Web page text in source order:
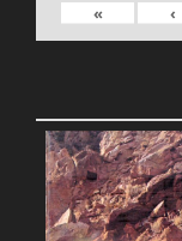
›
»